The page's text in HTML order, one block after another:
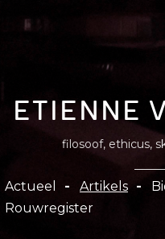
inhoud
gaan
Etienne
filosoof, ethicus,
Hoofdnavigatie
Actueel Artikels
Rouwregister